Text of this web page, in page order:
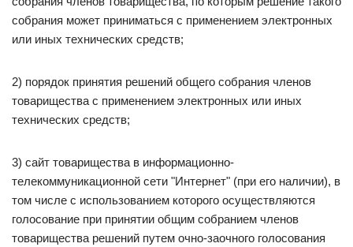
собрания может приниматься с применением электронных
или иных технических средств;
2) порядок принятия решений общего собрания членов
товарищества с применением электронных или иных
технических средств;
3) сайт товарищества в информационно-
телекоммуникационной сети "Интернет" (при его наличии), в
том числе с использованием которого осуществляются
голосование при принятии общим собранием членов
товарищества решений путем очно-заочного голосования